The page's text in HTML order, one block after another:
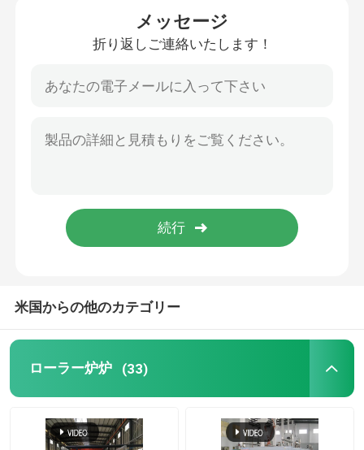
トロリー炉
ローラー炉炉
メッセージ
折り返しご連絡いたします！
米国からの他のカテゴリー
ローラー炉炉 (33)